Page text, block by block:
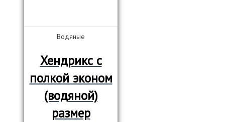
Водяные
Хендрикс с
полкой эконом
(водяной)
размер